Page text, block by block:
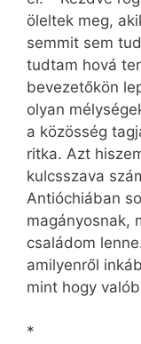
öleltek meg,
semmit sem
tudtam hová
bevezetőkön
olyan
a közösség
ritka. Azt
kulcsszava
Antióchiában
magányosnak,
családom
amilyenről
mint hogy
*